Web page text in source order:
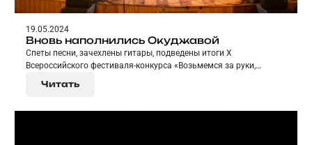
19.05.2024
Вновь наполнились Окуджавой
Спеты песни, зачехлены гитары, подведены итоги X
Всероссийского фестиваля-конкурса «Возьмемся за руки,
Читать